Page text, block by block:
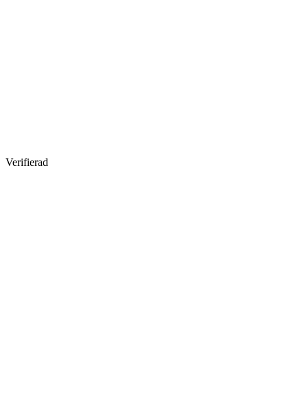
Verifierad